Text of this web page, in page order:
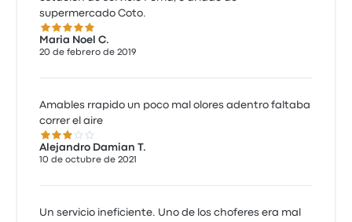
supermercado Coto.
5.0 de 5 estrellas
Maria Noel C.
20 de febrero de 2019
Amables rrapido un poco mal olores adentro faltaba
correr el aire
3.0 de 5 estrellas
Alejandro Damian T.
10 de octubre de 2021
Un servicio ineficiente. Uno de los choferes era mal